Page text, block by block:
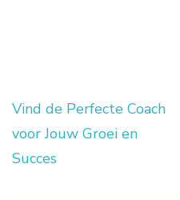
Berichtnavigatie
Vind de Perfecte Coach
voor Jouw Groei en
Succes